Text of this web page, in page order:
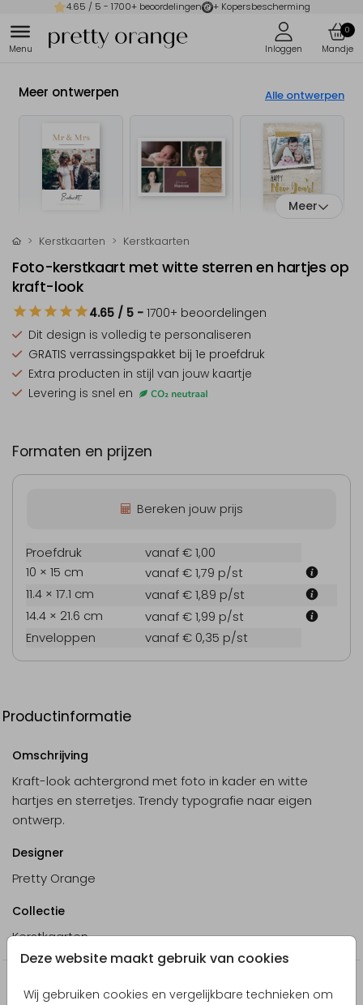
4.65 / 5 - 1700+ beoordelingen + Kopersbescherming
0
Deze website maakt gebruik van cookies
Wij gebruiken cookies en vergelijkbare technieken om
Meer ontwerpen Alle ontwerpen
Meer
Kerstkaarten Kerstkaarten
Foto-kerstkaart met witte sterren en hartjes op
kraft-look
4.65 / 5 - 1700+ beoordelingen
Dit design is volledig te personaliseren
GRATIS verrassingspakket bij 1e proefdruk
Extra producten in stijl van jouw kaartje
Levering is snel en
Formaten en prijzen
Bereken jouw prijs
Proefdruk
vanaf € 1,00
10 × 15 cm
vanaf € 1,79 p/st
11.4 × 17.1 cm
vanaf € 1,89 p/st
14.4 × 21.6 cm
vanaf € 1,99 p/st
Enveloppen
vanaf € 0,35 p/st
Productinformatie
Omschrijving
Kraft-look achtergrond met foto in kader en witte
hartjes en sterretjes. Trendy typografie naar eigen
ontwerp.
Designer
Pretty Orange
Collectie
Kerstkaarten
Producten die hierop lijken